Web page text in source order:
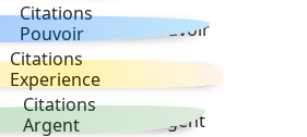
Citations
Pouvoir
Citations
Experience
Citations
Argent